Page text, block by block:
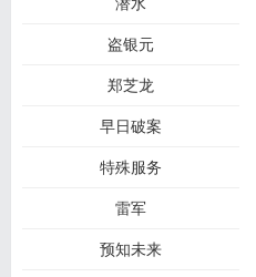
盗银元
郑芝龙
早日破案
特殊服务
雷军
预知未来